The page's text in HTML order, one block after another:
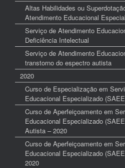
Altas Habilidades ou
Atendimento Educacional
Serviço de Atendimento
Deficiência Intelectual
Serviço de Atendimento
transtorno do espectro autista
2020
Curso de Especialização em
Educacional Especializado
Curso de Aperfeiçoamento em
Educacional Especializado
Autista – 2020
Curso de Aperfeiçoamento em
Educacional Especializado
2020